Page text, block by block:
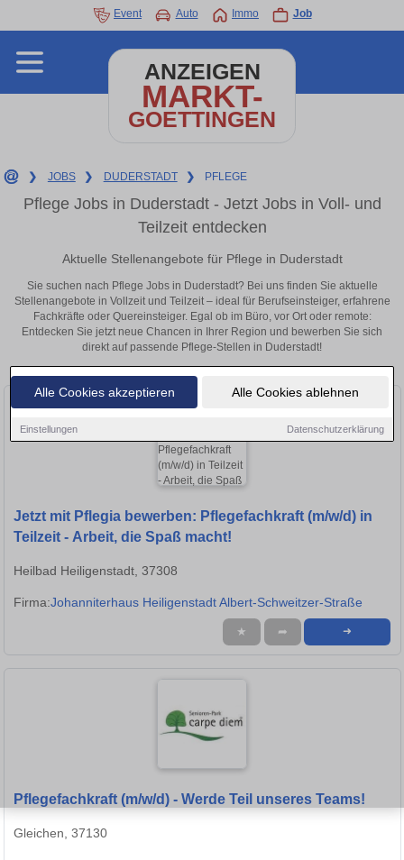
Alle Cookies akzeptieren Alle Cookies ablehnen
Einstellungen Datenschutzerklärung
Event Auto Immo Job
ANZEIGEN
MARKT-
GOETTINGEN
❯ JOBS ❯ DUDERSTADT ❯ PFLEGE
Pflege Jobs in Duderstadt - Jetzt Jobs in Voll- und
Teilzeit entdecken
Aktuelle Stellenangebote für Pflege in Duderstadt
Sie suchen nach Pflege Jobs in Duderstadt? Bei uns finden Sie aktuelle
Stellenangebote in Vollzeit und Teilzeit – ideal für Berufseinsteiger, erfahrene
Fachkräfte oder Quereinsteiger. Egal ob im Büro, vor Ort oder remote:
Entdecken Sie jetzt neue Chancen in Ihrer Region und bewerben Sie sich
direkt auf passende Pflege-Stellen in Duderstadt!
Jetzt mit Pflegia bewerben: Pflegefachkraft (m/w/d) in
Teilzeit - Arbeit, die Spaß macht!
Heilbad Heiligenstadt, 37308
Firma:Johanniterhaus Heiligenstadt Albert-Schweitzer-Straße
★ ➦ ➜
Pflegefachkraft (m/w/d) - Werde Teil unseres Teams!
Gleichen, 37130